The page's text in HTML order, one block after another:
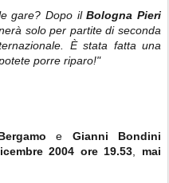
gare? Dopo ilBologna Pieri
solo per partite di seconda
È stata fatta una
porre riparo!"
e Gianni Bondini
2004 ore 19.53
mai